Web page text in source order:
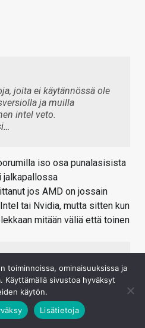
joita ei käytännössä ole
ja muilla
intel veto.
iso osa punalasisista
jalkapallossa
jos AMD on jossain
tai Nvidia, mutta sitten kun
mitään väliä että toinen
käynnissä..
tulee kaikkialle. AMD on
onnistunut
toiminnoissa, ominaisuuksissa ja
Käyttämällä sivustoa hyväksyt
käytön.
Lisätietoja